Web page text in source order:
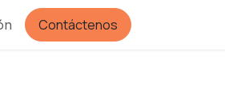
Contáctenos